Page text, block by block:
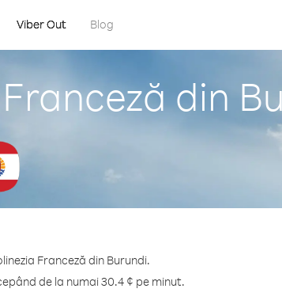
Viber Out Blog
din
Franceză din Burundi.
de la numai 30.4 ¢ pe minut.